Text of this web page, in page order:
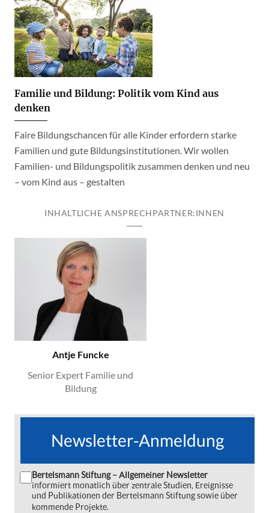
Familie und Bildung: Politik vom Kind aus
denken
Faire Bildungschancen für alle Kinder erfordern starke
Familien und gute Bildungsinstitutionen. Wir wollen
Familien- und Bildungspolitik zusammen denken und neu
– vom Kind aus – gestalten
INHALTLICHE ANSPRECHPARTNER:INNEN
Antje Funcke
Senior Expert Familie und
Bildung
Newsletter-Anmeldung
Bertelsmann Stiftung – Allgemeiner Newsletter
informiert monatlich über zentrale Studien, Ereignisse
und Publikationen der Bertelsmann Stiftung sowie über
kommende Projekte.